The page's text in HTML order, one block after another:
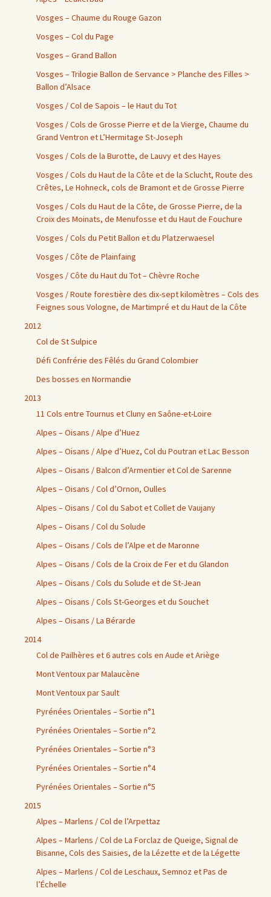
Vosges – Chaume du Rouge Gazon
Vosges – Col du Page
Vosges – Grand Ballon
Vosges – Trilogie Ballon de Servance > Planche des Filles >
Ballon d’Alsace
Vosges / Col de Sapois – le Haut du Tot
Vosges / Cols de Grosse Pierre et de la Vierge, Chaume du
Grand Ventron et L’Hermitage St-Joseph
Vosges / Cols de la Burotte, de Lauvy et des Hayes
Vosges / Cols du Haut de la Côte et de la Sclucht, Route des
Crêtes, Le Hohneck, cols de Bramont et de Grosse Pierre
Vosges / Cols du Haut de la Côte, de Grosse Pierre, de la
Croix des Moinats, de Menufosse et du Haut de Fouchure
Vosges / Cols du Petit Ballon et du Platzerwaesel
Vosges / Côte de Plainfaing
Vosges / Côte du Haut du Tot – Chèvre Roche
Vosges / Route forestière des dix-sept kilomètres – Cols des
Feignes sous Vologne, de Martimpré et du Haut de la Côte
2012
Col de St Sulpice
Défi Confrérie des Fêlés du Grand Colombier
Des bosses en Normandie
2013
11 Cols entre Tournus et Cluny en Saône-et-Loire
Alpes – Oisans / Alpe d’Huez
Alpes – Oisans / Alpe d’Huez, Col du Poutran et Lac Besson
Alpes – Oisans / Balcon d’Armentier et Col de Sarenne
Alpes – Oisans / Col d’Ornon, Oulles
Alpes – Oisans / Col du Sabot et Collet de Vaujany
Alpes – Oisans / Col du Solude
Alpes – Oisans / Cols de l’Alpe et de Maronne
Alpes – Oisans / Cols de la Croix de Fer et du Glandon
Alpes – Oisans / Cols du Solude et de St-Jean
Alpes – Oisans / Cols St-Georges et du Souchet
Alpes – Oisans / La Bérarde
2014
Col de Pailhères et 6 autres cols en Aude et Ariège
Mont Ventoux par Malaucène
Mont Ventoux par Sault
Pyrénées Orientales – Sortie n°1
Pyrénées Orientales – Sortie n°2
Pyrénées Orientales – Sortie n°3
Pyrénées Orientales – Sortie n°4
Pyrénées Orientales – Sortie n°5
2015
Alpes – Marlens / Col de l’Arpettaz
Alpes – Marlens / Col de La Forclaz de Queige, Signal de
Bisanne, Cols des Saisies, de la Lézette et de la Légette
Alpes – Marlens / Col de Leschaux, Semnoz et Pas de
l’Échelle